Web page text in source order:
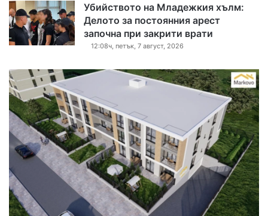
Убийството на Младежкия хълм:
Делото за постоянния арест
започна при закрити врати
12:08ч, петък, 7 август, 2026